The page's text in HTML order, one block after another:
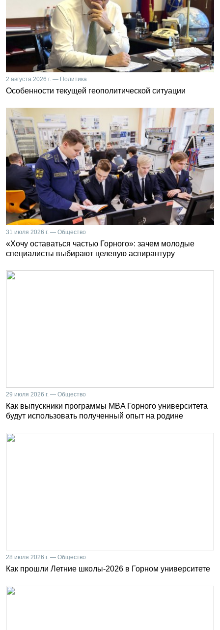
2 августа 2026 г. — Политика
Особенности текущей геополитической ситуации
31 июля 2026 г. — Общество
«Хочу оставаться частью Горного»: зачем молодые
специалисты выбирают целевую аспирантуру
29 июля 2026 г. — Общество
Как выпускники программы MBA Горного университета
будут использовать полученный опыт на родине
28 июля 2026 г. — Общество
Как прошли Летние школы-2026 в Горном университете